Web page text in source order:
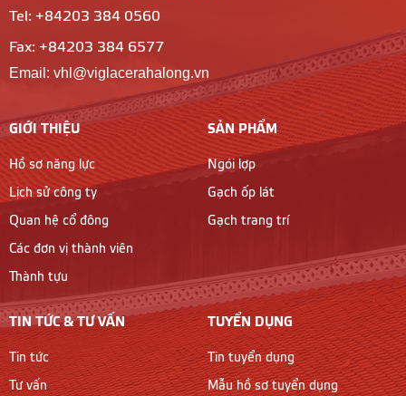
Tel: +84203 384 0560
Fax: +84203 384 6577
Email: vhl@viglacerahalong.vn
GIỚI THIỆU
Hồ sơ năng lực
Lịch sử công ty
Quan hệ cổ đông
Các đơn vị thành viên
Thành tựu
SẢN PHẨM
Ngói lợp
Gạch ốp lát
Gạch trang trí
TIN TỨC & TƯ VẤN
Tin tức
Tư vấn
TUYỂN DỤNG
Tin tuyển dụng
Mẫu hồ sơ tuyển dụng